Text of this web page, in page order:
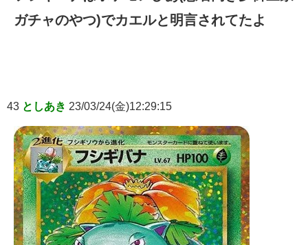
ガチャのやつ)でカエルと明言されてたよ
43 としあき 23/03/24(金)12:29:15